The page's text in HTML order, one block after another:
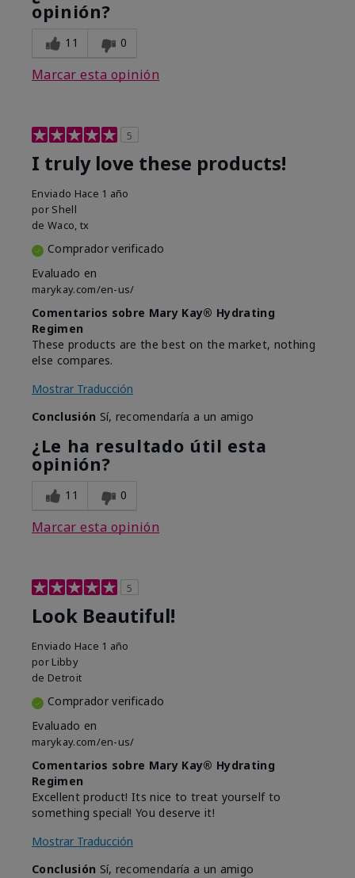
opinión?
11 0
Marcar esta opinión
5
I truly love these products!
Enviado Hace 1 año
por Shell
de Waco, tx
Comprador verificado
Evaluado en
marykay.com/en-us/
Comentarios sobre Mary Kay® Hydrating
Regimen
These products are the best on the market, nothing
else compares.
Mostrar Traducción
Conclusión Sí, recomendaría a un amigo
¿Le ha resultado útil esta
opinión?
11 0
Marcar esta opinión
5
Look Beautiful!
Enviado Hace 1 año
por Libby
de Detroit
Comprador verificado
Evaluado en
marykay.com/en-us/
Comentarios sobre Mary Kay® Hydrating
Regimen
Excellent product! Its nice to treat yourself to
something special! You deserve it!
Mostrar Traducción
Conclusión Sí, recomendaría a un amigo